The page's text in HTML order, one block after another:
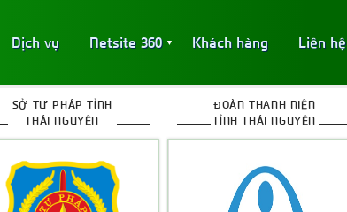
Dịch vụ Netsite 360 ▼ Khách hàng Liên hệ
SỞ TƯ PHÁP TỈNH
THÁI NGUYÊN
ĐOÀN THANH NIÊN
TỈNH THÁI NGUYÊN